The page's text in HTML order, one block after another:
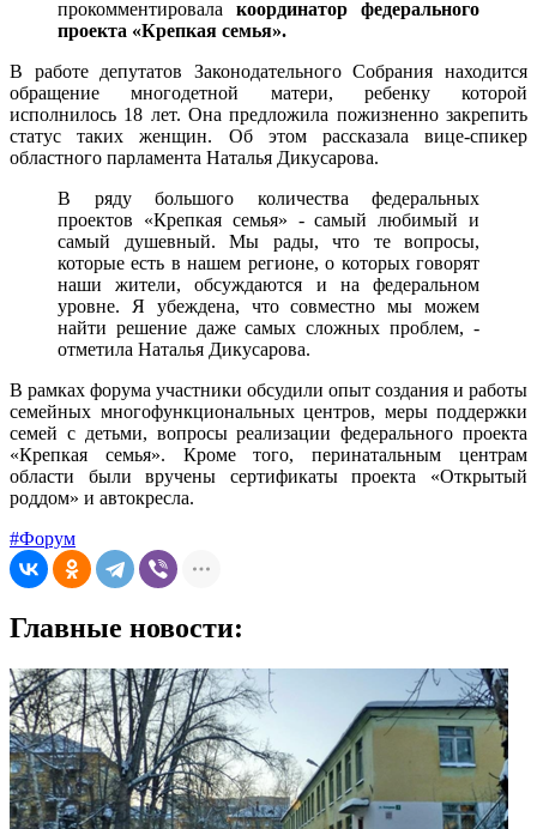
прокомментировала координатор федерального
проекта «Крепкая семья».
В работе депутатов Законодательного Собрания находится
обращение многодетной матери, ребенку которой
исполнилось 18 лет. Она предложила пожизненно закрепить
статус таких женщин. Об этом рассказала вице-спикер
областного парламента Наталья Дикусарова.
В ряду большого количества федеральных
проектов «Крепкая семья» - самый любимый и
самый душевный. Мы рады, что те вопросы,
которые есть в нашем регионе, о которых говорят
наши жители, обсуждаются и на федеральном
уровне. Я убеждена, что совместно мы можем
найти решение даже самых сложных проблем, -
отметила Наталья Дикусарова.
В рамках форума участники обсудили опыт создания и работы
семейных многофункциональных центров, меры поддержки
семей с детьми, вопросы реализации федерального проекта
«Крепкая семья». Кроме того, перинатальным центрам
области были вручены сертификаты проекта «Открытый
роддом» и автокресла.
#Форум
Главные новости: